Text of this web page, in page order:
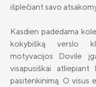
„Laikomės susitarimų“
išplečiant savo
Kasdien padėdama
kokybišką verslo
motyvacijos Dovilė
visapusiškai
pasitenkinimą. O visus